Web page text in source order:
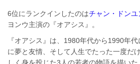
6位にランクインしたのはチャン・ドンユ
ヨンウ主演の『オアシス』。
『オアシス』は、1980年代から1990年
に夢と友情、そして人生でたった一度だ
しく身を投じた3人の若者の物語を描いた